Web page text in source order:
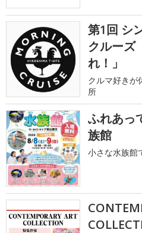
第1回 シ
クルーズ
れ！」
クルマ好きが
所
ふれあっ
族館
小さな水族館